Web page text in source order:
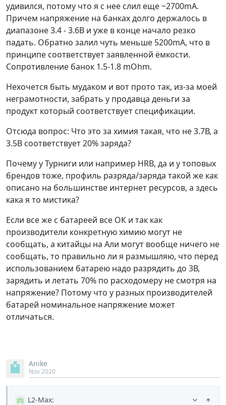
удивился, потому что я с нее слил еще ~2700mA.
Причем напряжение на банках долго держалось в
диапазоне 3.4 - 3.6В и уже в конце начало резко
падать. Обратно залил чуть меньше 5200mA, что в
принципе соответствует заявленной ёмкости.
Сопротивление банок 1.5-1.8 mOhm.
Нехочется быть мудаком и вот прото так, из-за моей
неграмотности, забрать у продавца деньги за
продукт который соответствует спецификации.
Отсюда вопрос: Что это за химия такая, что не 3.7В, а
3.5В соответствует 20% заряда?
Почему у Турниги или например HRB, да и у топовых
брендов тоже, профиль разряда/заряда такой же как
описано на большинстве интернет ресурсов, а здесь
кака я то мистика?
Если все же с батареей все ОК и так как
производители конкретную химию могут не
сообщать, а китайцы на Али могут вообще ничего не
сообщать, то правильно ли я размышляю, что перед
использованием батарею надо разрядить до 3В,
зарядить и летать 70% по расходомеру не смотря на
напряжение? Потому что у разных производителей
батарей номинальное напряжение может
отличаться.
Anike
Nov 2020
L2-Max: